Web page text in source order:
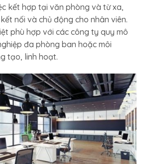
kết hợp tại văn phòng và từ xa,
nối và chủ động cho nhân viên.
phù hợp với các công ty quy mô
đa phòng ban hoặc môi
tạo, linh hoạt.